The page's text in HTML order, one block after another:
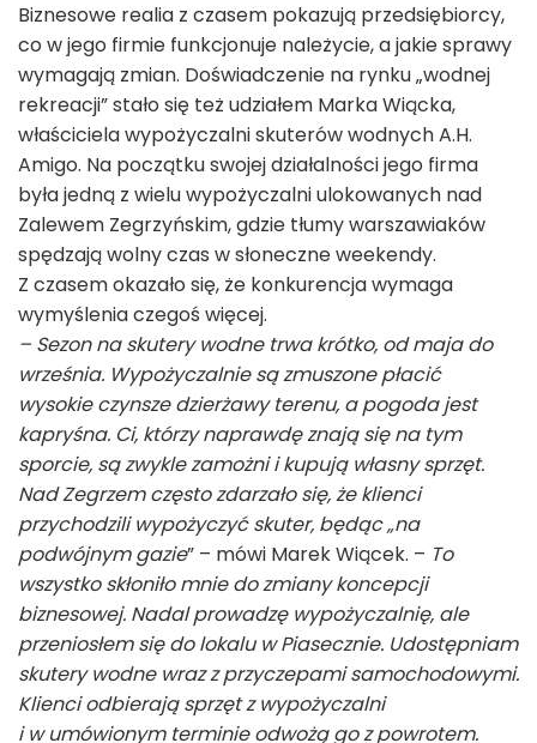
Biznesowe realia z czasem pokazują przedsiębiorcy,
co w jego firmie funkcjonuje należycie, a jakie sprawy
wymagają zmian. Doświadczenie na rynku „wodnej
rekreacji” stało się też udziałem Marka Wiącka,
właściciela wypożyczalni skuterów wodnych A.H.
Amigo. Na początku swojej działalności jego firma
była jedną z wielu wypożyczalni ulokowanych nad
Zalewem Zegrzyńskim, gdzie tłumy warszawiaków
spędzają wolny czas w słoneczne weekendy.
Z czasem okazało się, że konkurencja wymaga
wymyślenia czegoś więcej.
– Sezon na skutery wodne trwa krótko, od maja do
września. Wypożyczalnie są zmuszone płacić
wysokie czynsze dzierżawy terenu, a pogoda jest
kapryśna. Ci, którzy naprawdę znają się na tym
sporcie, są zwykle zamożni i kupują własny sprzęt.
Nad Zegrzem często zdarzało się, że klienci
przychodzili wypożyczyć skuter, będąc „na
podwójnym gazie” – mówi Marek Wiącek. – To
wszystko skłoniło mnie do zmiany koncepcji
biznesowej. Nadal prowadzę wypożyczalnię, ale
przeniosłem się do lokalu w Piasecznie. Udostępniam
skutery wodne wraz z przyczepami samochodowymi.
Klienci odbierają sprzęt z wypożyczalni
i w umówionym terminie odwożą go z powrotem.